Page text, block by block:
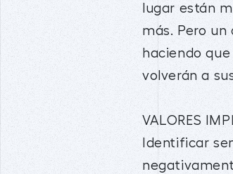
lugar están
más. Pero
haciendo
volverán a
VALORES
Identificar